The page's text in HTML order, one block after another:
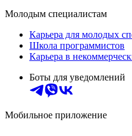
Молодым специалистам
Карьера для молодых
Школа программистов
Карьера в
Боты для уведомлений
Мобильное приложение